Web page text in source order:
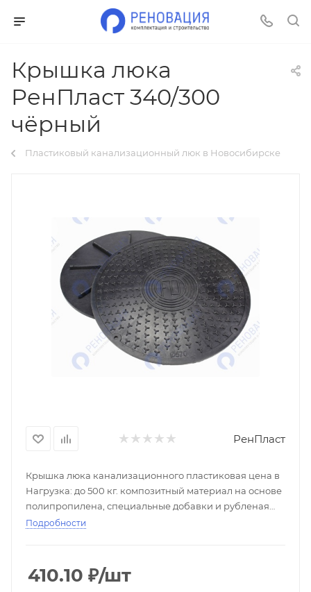
Крышка люка
РенПласт 340/300
чёрный
Пластиковый канализационный люк в Новосибирске
РенПласт
Крышка люка канализационного пластиковая цена в
Нагрузка: до 500 кг. композитный материал на основе
полипропилена, специальные добавки и рубленая
алюминиевая лента Диаметры: 340/300, 455/400,
фото, сертификаты, в розницу и оптом, доставка и
самовывоз.
Подробности
410.10 ₽/шт